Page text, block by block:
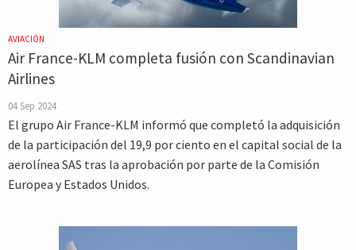
AVIACIÓN
Air France-KLM completa fusión con Scandinavian
Airlines
04 Sep 2024
El grupo Air France-KLM informó que completó la adquisición
de la participación del 19,9 por ciento en el capital social de la
aerolínea SAS tras la aprobación por parte de la Comisión
Europea y Estados Unidos.